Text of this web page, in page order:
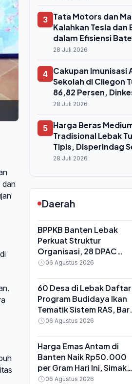
dan
3 Tata Motors dan
Kalahkan Tesla dan
dalam Efisiensi
Listrik Global
28 Juli 2026
4 Cakupan Imunisasi
Sekolah di Cilegon
86,82 Persen,
ke Dua Kecamatan
28 Juli 2026
5 Harga Beras
Tradisional Lebak
Tipis, Disperindag
Pasokan Melimpah
28 Juli 2026
Daerah
BPPKB Banten Lebak
Perkuat Struktur
Organisasi, 28 DPAC
Terima SK dari Ketua DPC
06 Agustus 2026
60 Desa di Lebak Daftar
Program Budidaya Ikan
Tematik Sistem RAS,
Separuh yang Lolos
06 Agustus 2026
Harga Emas Antam di
Banten Naik Rp50.000
per Gram Hari Ini, Simak
Rincian Buyback dan
06 Agustus 2026